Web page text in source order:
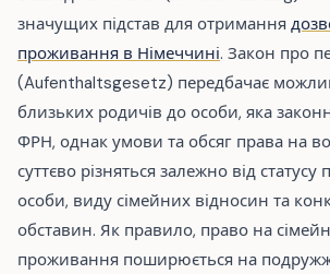
значущих підстав для отримання
проживання в Німеччині. Закон про
(Aufenthaltsgesetz) передбачає
близьких родичів до особи, яка
ФРН, однак умови та обсяг права на
суттєво різняться залежно від
особи, виду сімейних відносин та
обставин. Як правило, право на
проживання поширюється на